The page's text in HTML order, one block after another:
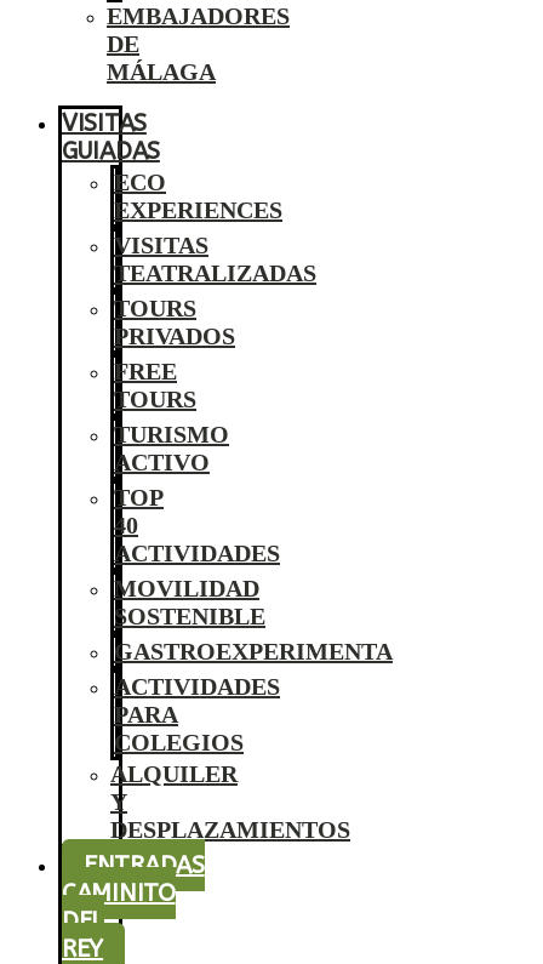
EMBAJADORES
DE
MÁLAGA
VISITAS
GUIADAS
ECO
EXPERIENCES
VISITAS
TEATRALIZADAS
TOURS
PRIVADOS
FREE
TOURS
TURISMO
ACTIVO
TOP
40
ACTIVIDADES
MOVILIDAD
SOSTENIBLE
GASTROEXPERIMENTA
ACTIVIDADES
PARA
COLEGIOS
ALQUILER
Y
DESPLAZAMIENTOS
ENTRADAS
CAMINITO
DEL
REY